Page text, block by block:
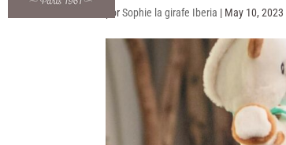
porSophie la girafe Iberia | May 10, 2023